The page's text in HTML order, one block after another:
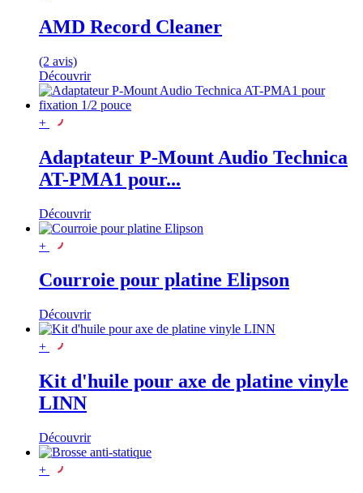
AMD Record Cleaner
(2 avis)
Découvrir
+
Adaptateur P-Mount Audio Technica
AT-PMA1 pour...
Découvrir
+
Courroie pour platine Elipson
Découvrir
+
Kit d'huile pour axe de platine vinyle
LINN
Découvrir
+